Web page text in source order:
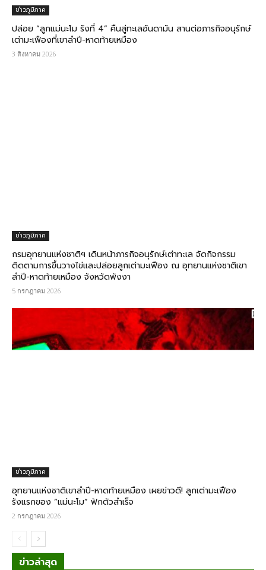
ข่าวภูมิภาค
ปล่อย “ลูกแม่นะโม รังที่ 4” คืนสู่ทะเลอันดามัน สานต่อภารกิจอนุรักษ์
เต่ามะเฟืองที่เขาลำปี-หาดท้ายเหมือง
3 สิงหาคม 2026
ข่าวภูมิภาค
กรมอุทยานแห่งชาติฯ เดินหน้าภารกิจอนุรักษ์เต่าทะเล จัดกิจกรรม
ติดตามการขึ้นวางไข่และปล่อยลูกเต่ามะเฟือง ณ อุทยานแห่งชาติเขา
ลำปี-หาดท้ายเหมือง จังหวัดพังงา
5 กรกฎาคม 2026
ข่าวภูมิภาค
อุทยานแห่งชาติเขาลำปี-หาดท้ายเหมือง เผยข่าวดี! ลูกเต่ามะเฟือง
รังแรกของ “แม่นะโม” ฟักตัวสำเร็จ
2 กรกฎาคม 2026
ข่าวล่าสุด